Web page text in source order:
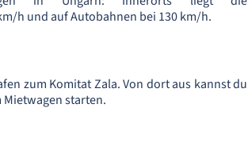
h und auf Autobahnen bei 130 km/h.
zum Komitat Zala. Von dort aus kannst du
starten.